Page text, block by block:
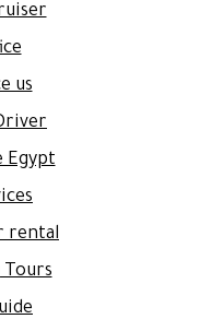
us
Egypt
rental
Tours